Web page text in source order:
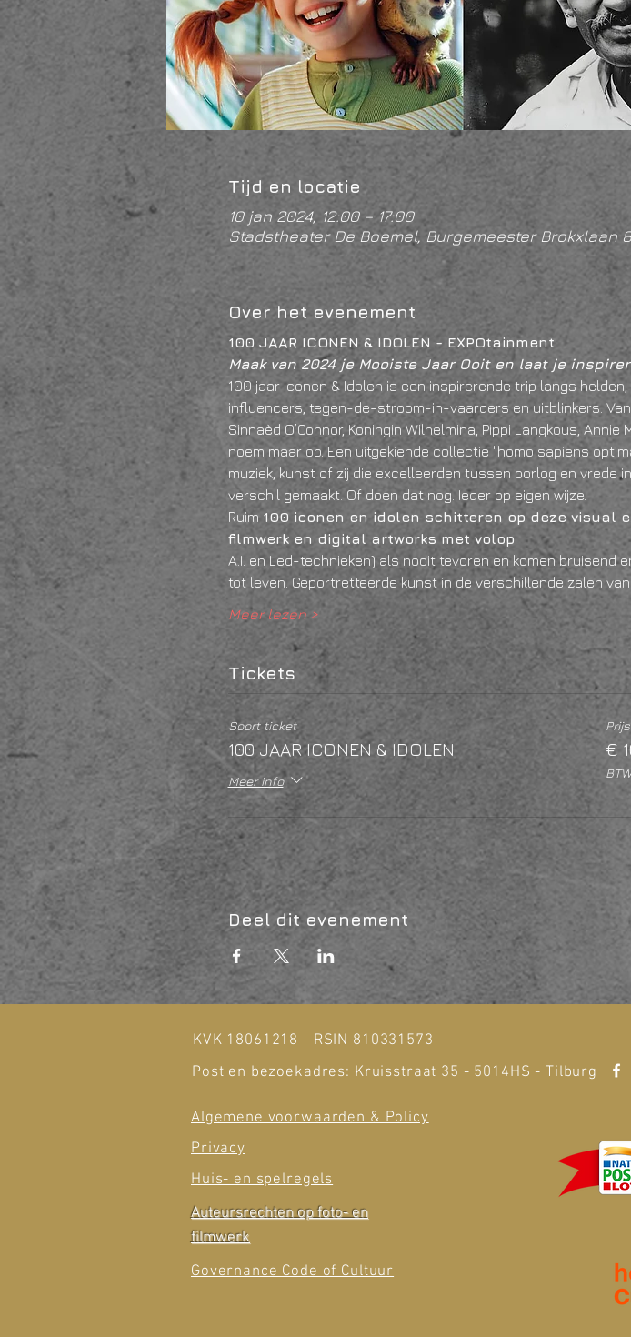
Tijd en locatie
10 jan 2024, 12:00 – 17:00
Stadstheater De Boemel, Burgemeester Brokxlaan
Over het evenement
100 JAAR ICONEN & IDOLEN - EXPOtainment
Maak van 2024 je Mooiste Jaar Ooit en laat je
100 jaar Iconen & Idolen is een inspirerende trip langs
influencers, tegen-de-stroom-in-vaarders en uitblinkers. Van
Sinnaèd O’Connor, Koningin Wilhelmina, Pippi Langkous,
noem maar op. Een uitgekiende collectie "homo sapiens
muziek, kunst of zij die excelleerden tussen oorlog en vrede
verschil gemaakt. Of doen dat nog. Ieder op eigen wijze.
Ruim 100 iconen en idolen schitteren op deze visual
filmwerk en digital artworks met volop
A.I. en Led-technieken) als nooit tevoren en komen bruisend
tot leven. Geportretteerde kunst in de verschillende zalen van
Meer lezen >
Tickets
Soort ticket
100 JAAR ICONEN & IDOLEN
Meer info
Prijs
€
Deel dit evenement
KVK 18061218 - RSIN 810331573
Post en bezoekadres: Kruisstraat 35 - 5014HS - Tilburg
Algemene voorwaarden & Policy
Privacy
Huis- en spelregels
Auteursrechten op foto- en
filmwerk
Governance Code of Cultuur